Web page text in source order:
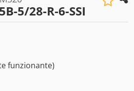
5/28-R-6-SSI
funzionante)